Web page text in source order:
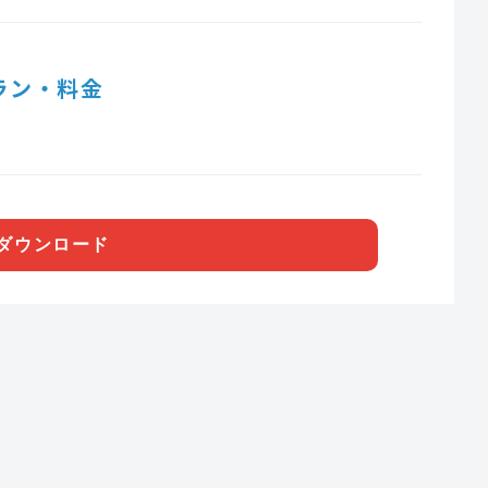
ン・料金
ウンロード